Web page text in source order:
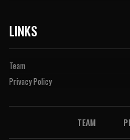
LINKS
Team
Privacy Policy
TEAM